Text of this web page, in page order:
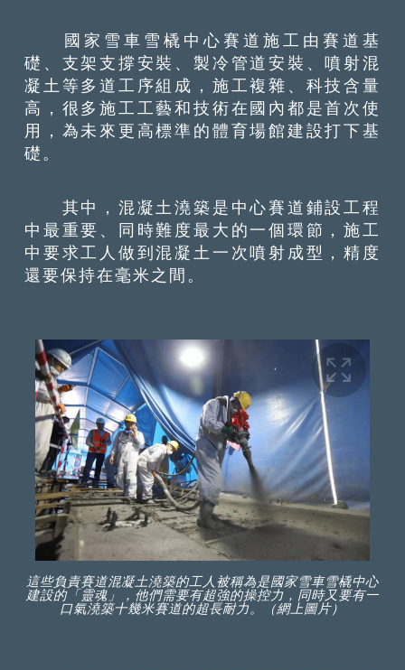
國家雪車雪橇中心賽道施工由賽道基
礎、支架支撐安裝、製冷管道安裝、噴射混
凝土等多道工序組成，施工複雜、科技含量
高，很多施工工藝和技術在國內都是首次使
用，為未來更高標準的體育場館建設打下基
礎。
其中，混凝土澆築是中心賽道鋪設工程
中最重要、同時難度最大的一個環節，施工
中要求工人做到混凝土一次噴射成型，精度
還要保持在毫米之間。
這些負責賽道混凝土澆築的工人被稱為是國家雪車雪橇中心
建設的「靈魂」，他們需要有超強的操控力，同時又要有一
口氣澆築十幾米賽道的超長耐力。（網上圖片）